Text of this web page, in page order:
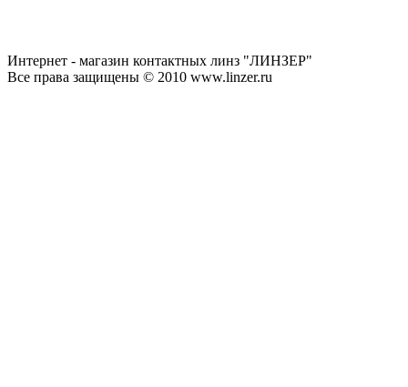
Интернет - магазин контактных линз "ЛИНЗЕР"
Все права защищены © 2010 www.linzer.ru